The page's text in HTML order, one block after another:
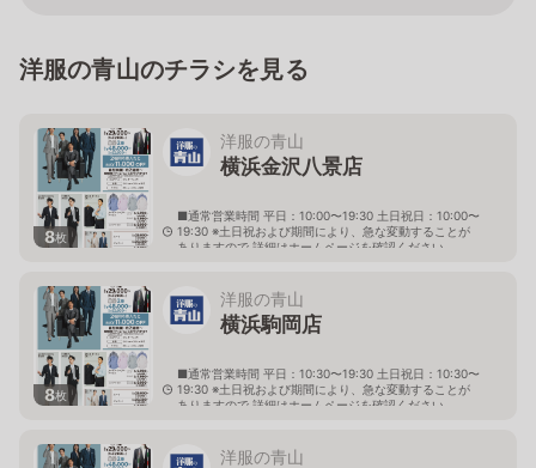
洋服の青山のチラシを見る
8枚
洋服の青山
横浜金沢八景店
■通常営業時間 平日：10:00〜19:30 土日祝日：10:00〜
19:30 ※土日祝および期間により、急な変動することが
ありますので 詳細はホームページを確認ください
8枚
洋服の青山
横浜駒岡店
■通常営業時間 平日：10:30〜19:30 土日祝日：10:30〜
19:30 ※土日祝および期間により、急な変動することが
ありますので 詳細はホームページを確認ください
洋服の青山